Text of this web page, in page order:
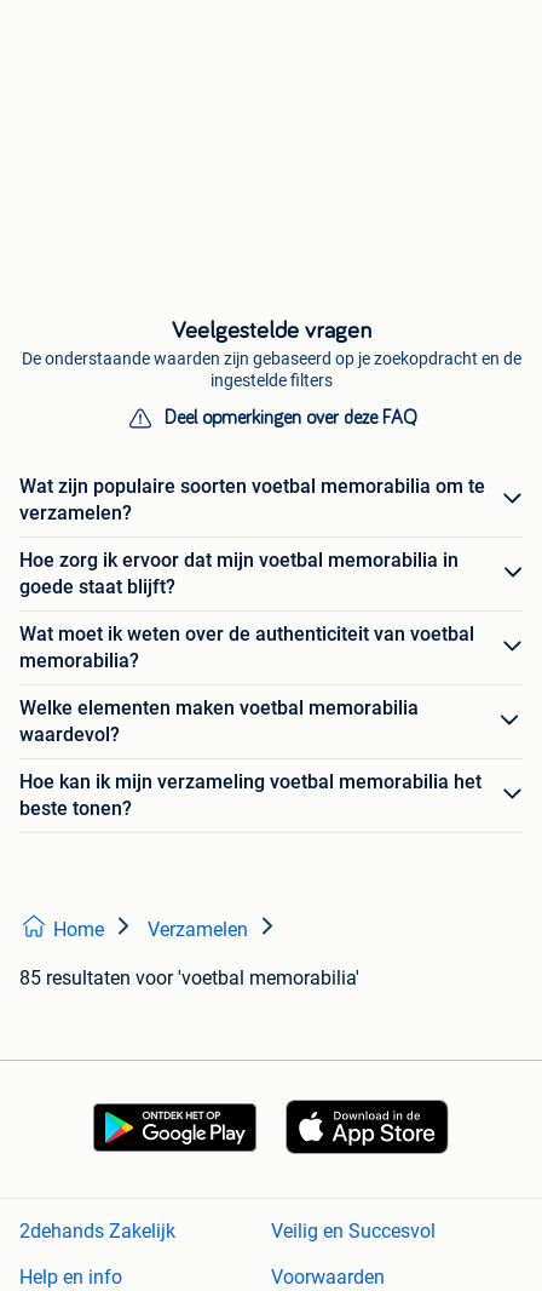
Veelgestelde vragen
De onderstaande waarden zijn gebaseerd op je zoekopdracht en de
ingestelde filters
Deel opmerkingen over deze FAQ
Wat zijn populaire soorten voetbal memorabilia om te
verzamelen?
Hoe zorg ik ervoor dat mijn voetbal memorabilia in
goede staat blijft?
Wat moet ik weten over de authenticiteit van voetbal
memorabilia?
Welke elementen maken voetbal memorabilia
waardevol?
Hoe kan ik mijn verzameling voetbal memorabilia het
beste tonen?
Home Verzamelen
85 resultaten voor 'voetbal memorabilia'
2dehands Zakelijk
Veilig en Succesvol
Help en info
Voorwaarden